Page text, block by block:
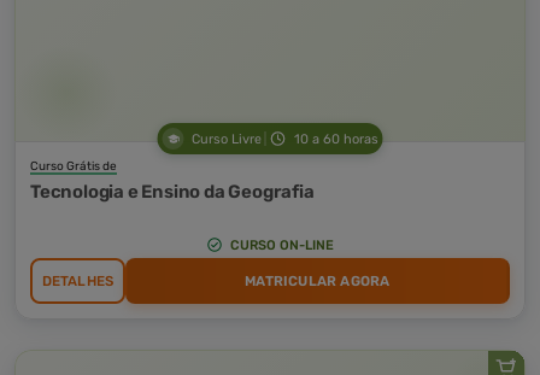
Curso Livre 10 a 60 horas
Curso Grátis de
Tecnologia e Ensino da Geografia
CURSO ON-LINE
DETALHES MATRICULAR AGORA